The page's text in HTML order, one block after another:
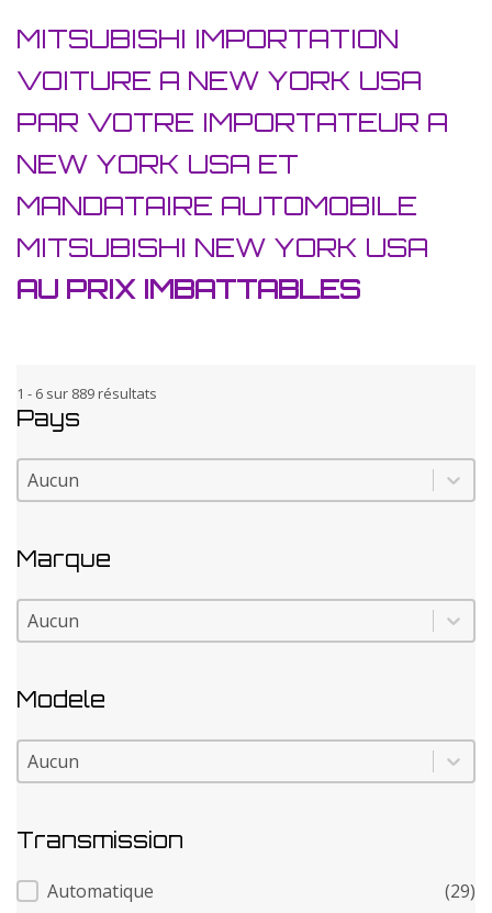
MITSUBISHI IMPORTATION
VOITURE A NEW YORK USA
PAR VOTRE IMPORTATEUR A
NEW YORK USA ET
MANDATAIRE AUTOMOBILE
MITSUBISHI NEW YORK USA
AU PRIX IMBATTABLES
1 - 6 sur 889 résultats
Pays
Pays
Pays
Marque
Marque
Marque
Modele
Modele
Modele
Transmission
Transmission
Automatique
(29)